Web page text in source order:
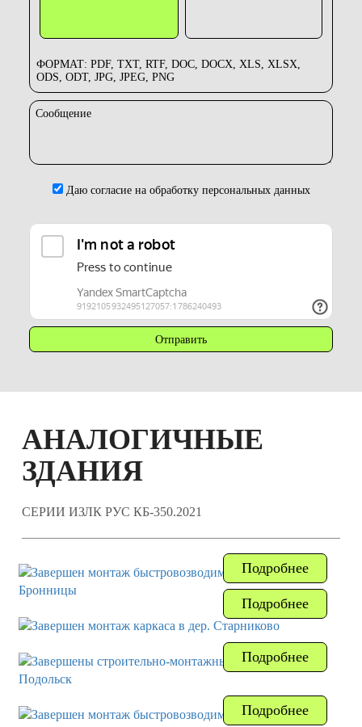
ФОРМАТ: PDF, TXT, RTF, DOC, DOCX, XLS, XLSX,
ODS, ODT, JPG, JPEG, PNG
Сообщение
Даю согласие на обработку персональных данных
АНАЛОГИЧНЫЕ
ЗДАНИЯ
СЕРИИ ИЗЛК РУС КБ-350.2021
Подробнее
Подробнее
Подробнее
Подробнее